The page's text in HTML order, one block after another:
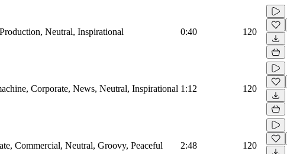
Neutral, Inspirational 0:40 120
Corporate, News, Neutral, Inspirational 1:12 120
Commercial, Neutral, Groovy, Peaceful 2:48 120